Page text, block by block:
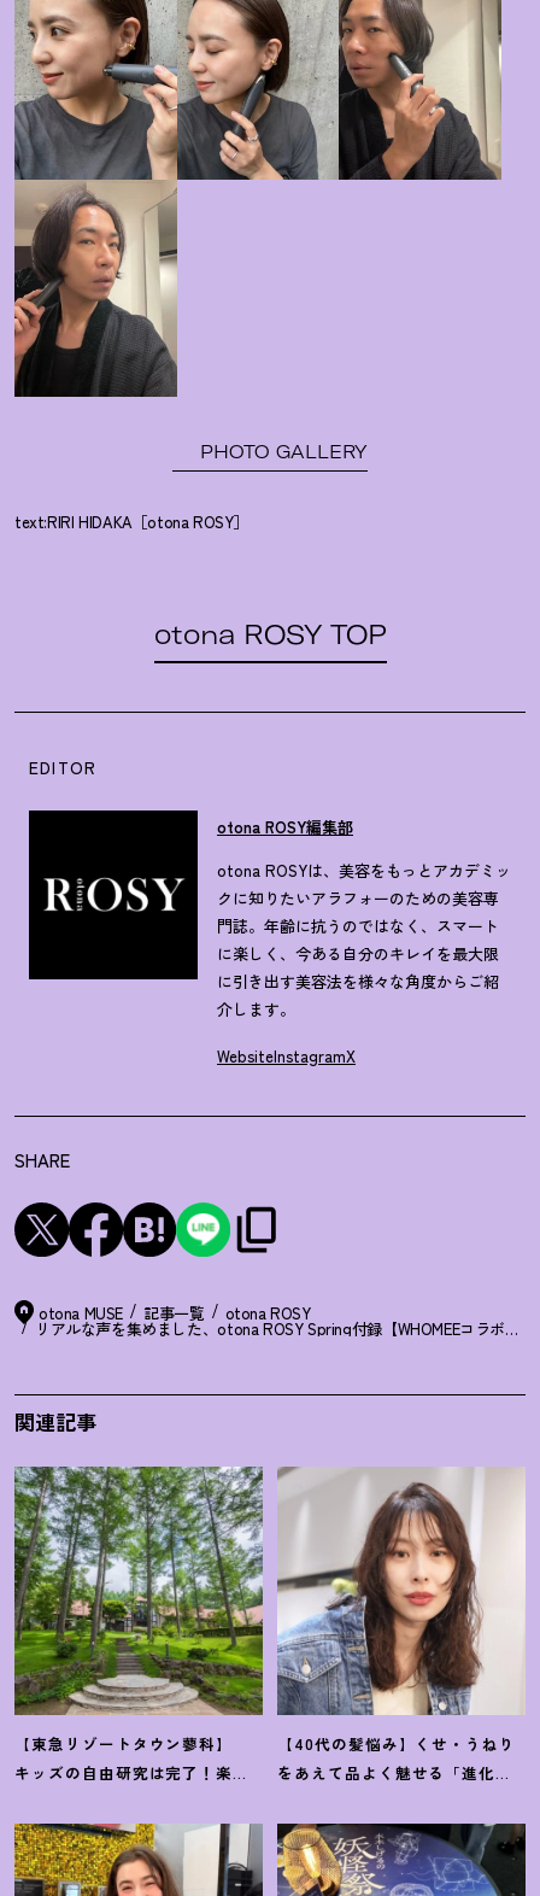
PHOTO GALLERY
text:RIRI HIDAKA［otona ROSY］
otona ROSY TOP
EDITOR
otona ROSY編集部
otona ROSYは、美容をもっとアカデミッ
クに知りたいアラフォーのための美容専
門誌。年齢に抗うのではなく、スマート
に楽しく、今ある自分のキレイを最大限
に引き出す美容法を様々な角度からご紹
介します。
WebsiteInstagramX
SHARE
otona MUSE 記事一覧 otona ROSY
リアルな声を集めました、otona ROSY Spring付録【WHOMEEコラボの
関連記事
【東急リゾートタウン蓼科】
キッズの自由研究は完了 ！楽し
ルをレポート
【40代の髪悩み】くせ・うねり
をあえて品よく魅せる「進化系